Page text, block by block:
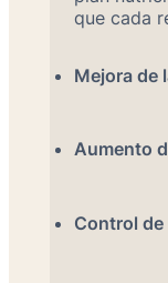
que cada
Mejora de
Aumento
Control de